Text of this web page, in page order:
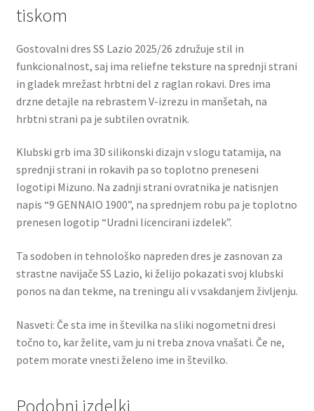
tiskom
Gostovalni dres SS Lazio 2025/26 združuje stil in
funkcionalnost, saj ima reliefne teksture na sprednji strani
in gladek mrežast hrbtni del z raglan rokavi. Dres ima
drzne detajle na rebrastem V-izrezu in manšetah, na
hrbtni strani pa je subtilen ovratnik.
Klubski grb ima 3D silikonski dizajn v slogu tatamija, na
sprednji strani in rokavih pa so toplotno preneseni
logotipi Mizuno. Na zadnji strani ovratnika je natisnjen
napis “9 GENNAIO 1900”, na sprednjem robu pa je toplotno
prenesen logotip “Uradni licencirani izdelek”.
Ta sodoben in tehnološko napreden dres je zasnovan za
strastne navijače SS Lazio, ki želijo pokazati svoj klubski
ponos na dan tekme, na treningu ali v vsakdanjem življenju.
Nasveti: Če sta ime in številka na sliki nogometni dresi
točno to, kar želite, vam ju ni treba znova vnašati. Če ne,
potem morate vnesti želeno ime in številko.
Podobni izdelki